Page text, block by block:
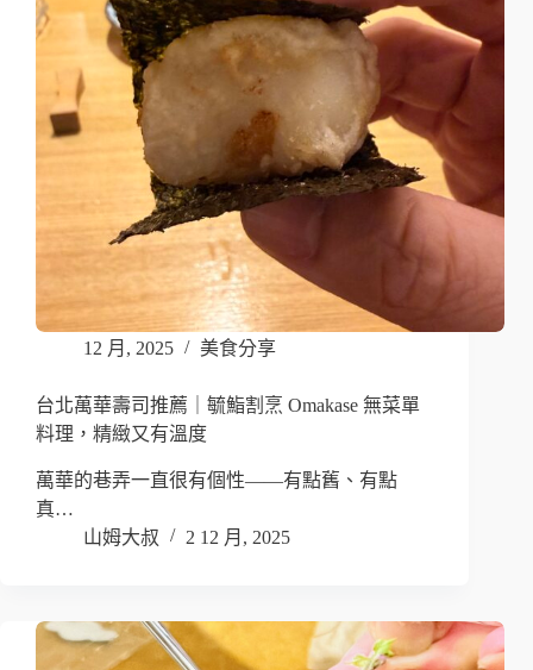
12 月, 2025 美食分享
台北萬華壽司推薦｜毓鮨割烹 Omakase 無菜單
料理，精緻又有溫度
萬華的巷弄一直很有個性——有點舊、有點
真…
山姆大叔
2 12 月, 2025